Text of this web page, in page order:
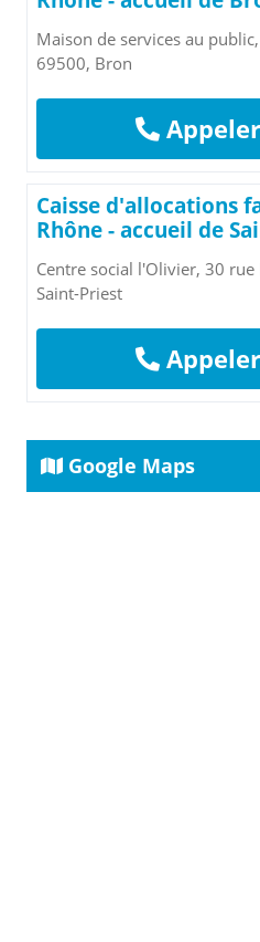
Maison de services au
69500, Bron
Caisse d'allocations
Rhône - accueil de
Centre social l'Olivier, 30
Saint-Priest
Google Maps